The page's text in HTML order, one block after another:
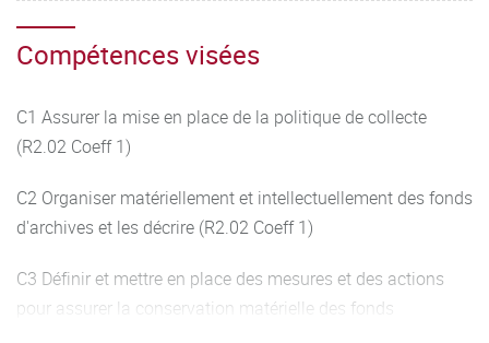
Compétences visées
C1 Assurer la mise en place de la politique de collecte
(R2.02 Coeff 1)
C2 Organiser matériellement et intellectuellement des fonds
d'archives et les décrire (R2.02 Coeff 1)
C3 Définir et mettre en place des mesures et des actions
pour assurer la conservation matérielle des fonds